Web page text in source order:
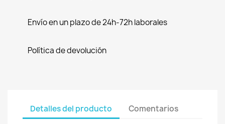
Envío en un plazo de 24h-72h laborales
Política de devolución
Detalles del producto Comentarios